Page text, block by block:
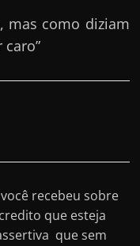
mas como diziam
caro”
recebeu sobre
que esteja
que sem